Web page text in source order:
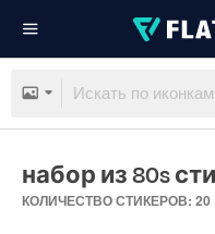
набор из 80s
КОЛИЧЕСТВО СТИКЕРОВ: 20